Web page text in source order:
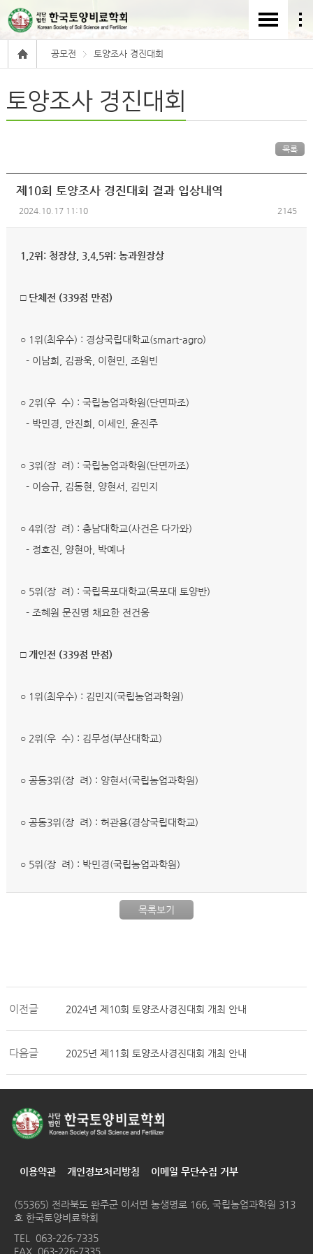
공모전 토양조사 경진대회
토양조사 경진대회
목록
제10회 토양조사 경진대회 결과 입상내역
2024.10.17 11:10 2145
1,2위: 청장상, 3,4,5위: 농과원장상
□ 단체전 (339점 만점)
○ 1위(최우수) : 경상국립대학교(smart-agro)
- 이남희, 김광욱, 이현민, 조원빈
○ 2위(우 수) : 국립농업과학원(단면파조)
- 박민경, 안진희, 이세인, 윤진주
○ 3위(장 려) : 국립농업과학원(단면까조)
- 이승규, 김동현, 양현서, 김민지
○ 4위(장 려) : 충남대학교(사건은 다가와)
- 정호진, 양현아, 박예나
○ 5위(장 려) : 국립목포대학교(목포대 토양반)
- 조혜원 문진명 채요한 전건웅
□ 개인전 (339점 만점)
○ 1위(최우수) : 김민지(국립농업과학원)
○ 2위(우 수) : 김무성(부산대학교)
○ 공동3위(장 려) : 양현서(국립농업과학원)
○ 공동3위(장 려) : 허관용(경상국립대학교)
○ 5위(장 려) : 박민경(국립농업과학원)
목록보기
이전글 2024년 제10회 토양조사경진대회 개최 안내
다음글 2025년 제11회 토양조사경진대회 개최 안내
이용약관 개인정보처리방침 이메일 무단수집 거부
(55365) 전라북도 완주군 이서면 농생명로 166, 국립농업과학원 313
호 한국토양비료학회
TEL 063-226-7335
FAX 063-226-7335